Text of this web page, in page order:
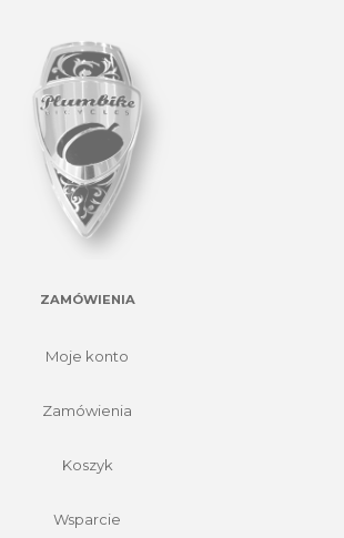
ZAMÓWIENIA
Moje konto
Zamówienia
Koszyk
Wsparcie